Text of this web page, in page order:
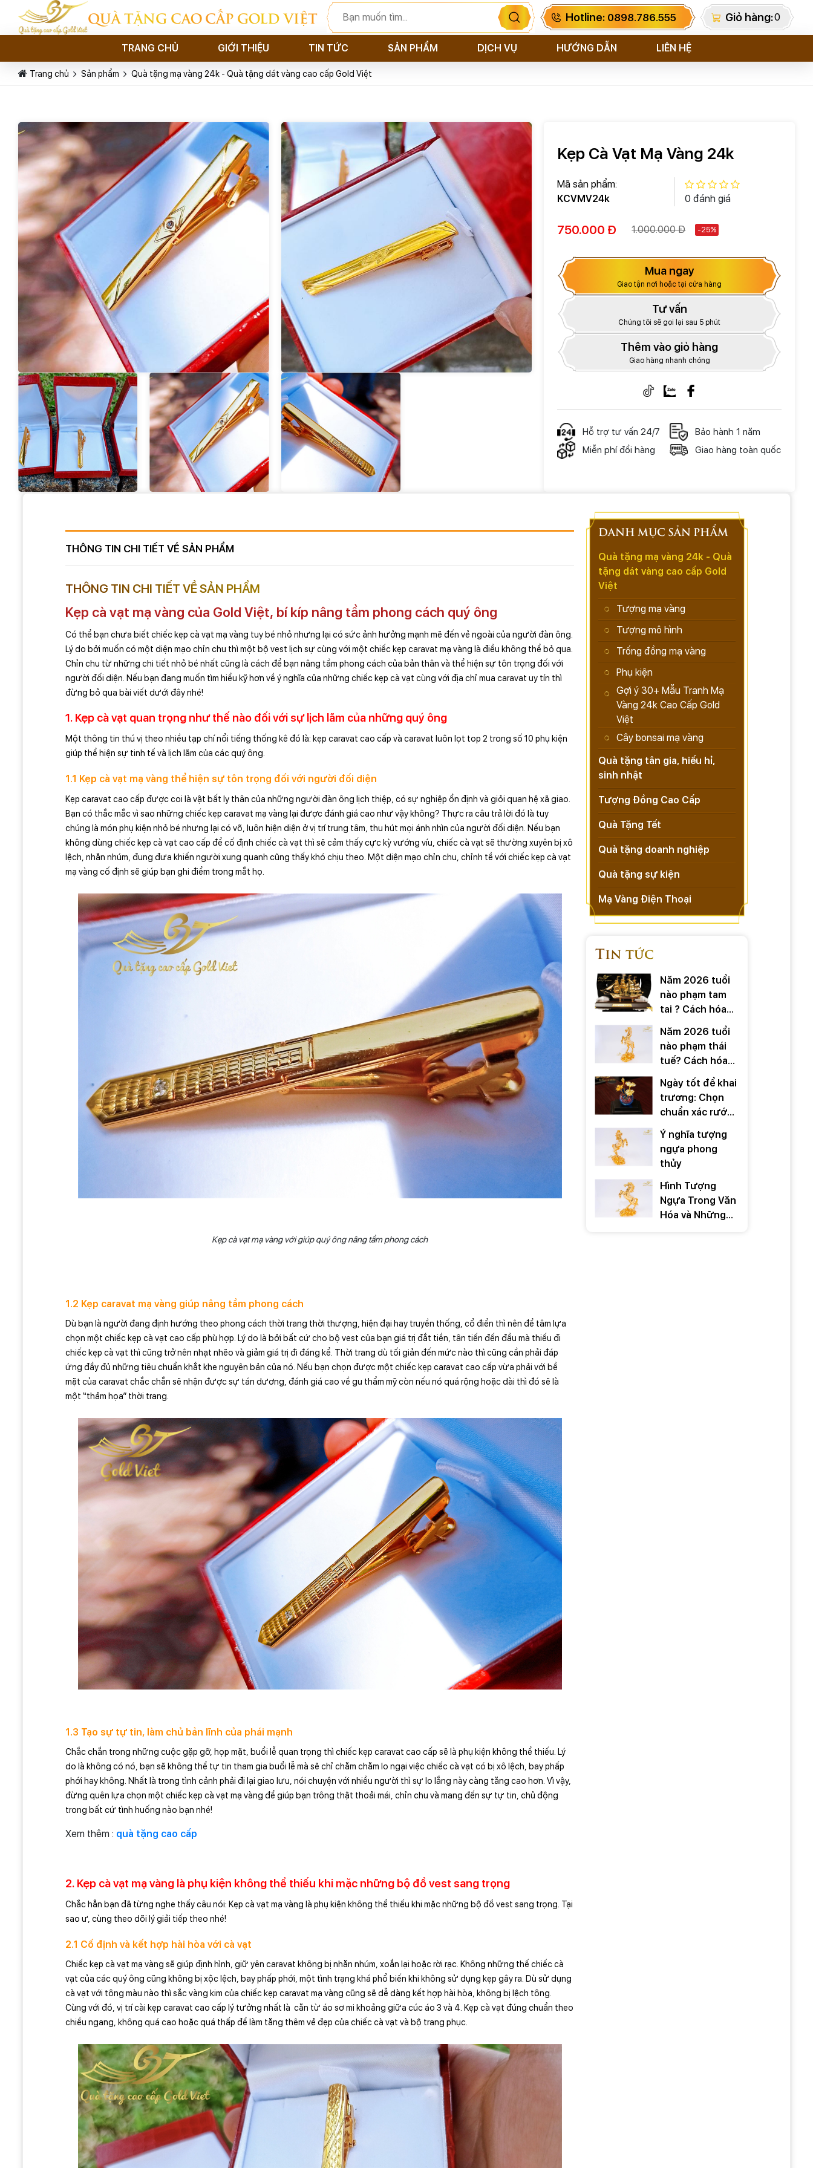
QUÀ TẶNG CAO CẤP GOLD VIỆT Hotline: 0898.786.555 Giỏ hàng:0
TRANG CHỦ GIỚI THIỆU TIN TỨC SẢN PHẨM DỊCH VỤ HƯỚNG DẪN LIÊN HỆ
Trang chủ Sản phẩm Quà tặng mạ vàng 24k - Quà tặng dát vàng cao cấp Gold Việt
Kẹp Cà Vạt Mạ Vàng 24k
Mã sản phẩm:
KCVMV24k
0 đánh giá
750.000 Đ 1.000.000 Đ -25%
Mua ngay
Giao tận nơi hoặc tại cửa hàng
Tư vấn
Chúng tôi sẽ gọi lại sau 5 phút
Thêm vào giỏ hàng
Giao hàng nhanh chóng
Hỗ trợ tư vấn 24/7
Bảo hành 1 năm
Miễn phí đổi hàng
Giao hàng toàn quốc
THÔNG TIN CHI TIẾT VỀ SẢN PHẨM
THÔNG TIN CHI TIẾT VỀ SẢN PHẨM
Kẹp cà vạt mạ vàng của Gold Việt, bí kíp nâng tầm phong cách quý ông
Có thể bạn chưa biết chiếc kẹp cà vạt mạ vàng tuy bé nhỏ nhưng lại có sức ảnh hưởng mạnh mẽ đến vẻ ngoài của người đàn ông.
Lý do bởi muốn có một diện mạo chỉn chu thì một bộ vest lịch sự cùng với một chiếc kẹp caravat mạ vàng là điều không thể bỏ qua.
Chỉn chu từ những chi tiết nhỏ bé nhất cũng là cách để bạn nâng tầm phong cách của bản thân và thể hiện sự tôn trọng đối với
người đối diện. Nếu bạn đang muốn tìm hiểu kỹ hơn về ý nghĩa của những chiếc kẹp cà vạt cùng với địa chỉ mua caravat uy tín thì
đừng bỏ qua bài viết dưới đây nhé!
1. Kẹp cà vạt quan trọng như thế nào đối với sự lịch lãm của những quý ông
Một thông tin thú vị theo nhiều tạp chí nổi tiếng thống kê đó là: kẹp caravat cao cấp và caravat luôn lọt top 2 trong số 10 phụ kiện
giúp thể hiện sự tinh tế và lịch lãm của các quý ông.
1.1 Kẹp cà vạt mạ vàng thể hiện sự tôn trọng đối với người đối diện
Kẹp caravat cao cấp được coi là vật bất ly thân của những người đàn ông lịch thiệp, có sự nghiệp ổn định và giỏi quan hệ xã giao.
Bạn có thắc mắc vì sao những chiếc kẹp caravat mạ vàng lại được đánh giá cao như vậy không? Thực ra câu trả lời đó là tuy
chúng là món phụ kiện nhỏ bé nhưng lại có võ, luôn hiện diện ở vị trí trung tâm, thu hút mọi ánh nhìn của người đối diện. Nếu bạn
không dùng chiếc kẹp cà vạt cao cấp để cố định chiếc cà vạt thì sẽ cảm thấy cực kỳ vướng víu, chiếc cà vạt sẽ thường xuyên bị xô
lệch, nhăn nhúm, đung đưa khiến người xung quanh cũng thấy khó chịu theo. Một diện mạo chỉn chu, chỉnh tề với chiếc kẹp cà vạt
mạ vàng cố định sẽ giúp bạn ghi điểm trong mắt họ.
Kẹp cà vạt mạ vàng với giúp quý ông nâng tầm phong cách
1.2 Kẹp caravat mạ vàng giúp nâng tầm phong cách
Dù bạn là người đang định hướng theo phong cách thời trang thời thượng, hiện đại hay truyền thống, cổ điển thì nên để tâm lựa
chọn một chiếc kẹp cà vạt cao cấp phù hợp. Lý do là bởi bất cứ cho bộ vest của bạn giá trị đắt tiền, tân tiến đến đầu mà thiếu đi
chiếc kẹp cà vạt thì cũng trở nên nhạt nhẽo và giảm giá trị đi đáng kể. Thời trang dù tối giản đến mức nào thì cũng cần phải đáp
ứng đầy đủ những tiêu chuẩn khắt khe nguyên bản của nó. Nếu bạn chọn được một chiếc kẹp caravat cao cấp vừa phải với bề
mặt của caravat chắc chắn sẽ nhận được sự tán dương, đánh giá cao về gu thẩm mỹ còn nếu nó quá rộng hoặc dài thì đó sẽ là
một “thảm họa” thời trang.
1.3 Tạo sự tự tin, làm chủ bản lĩnh của phái mạnh
Chắc chắn trong những cuộc gặp gỡ, họp mặt, buổi lễ quan trọng thì chiếc kẹp caravat cao cấp sẽ là phụ kiện không thể thiếu. Lý
do là không có nó, bạn sẽ không thể tự tin tham gia buổi lễ mà sẽ chỉ chăm chăm lo ngại việc chiếc cà vạt có bị xô lệch, bay phấp
phới hay không. Nhất là trong tình cảnh phải đi lại giao lưu, nói chuyện với nhiều người thì sự lo lắng này càng tăng cao hơn. Vì vậy,
đừng quên lựa chọn một chiếc kẹp cà vạt mạ vàng để giúp bạn trông thật thoải mái, chỉn chu và mang đến sự tự tin, chủ động
trong bất cứ tình huống nào bạn nhé!
Xem thêm : quà tặng cao cấp
2. Kẹp cà vạt mạ vàng là phụ kiện không thể thiếu khi mặc những bộ đồ vest sang trọng
Chắc hẳn bạn đã từng nghe thấy câu nói: Kẹp cà vạt mạ vàng là phụ kiện không thể thiếu khi mặc những bộ đồ vest sang trọng. Tại
sao ư, cùng theo dõi lý giải tiếp theo nhé!
2.1 Cố định và kết hợp hài hòa với cà vạt
Chiếc kẹp cà vạt mạ vàng sẽ giúp định hình, giữ yên caravat không bị nhăn nhúm, xoắn lại hoặc rời rạc. Không những thế chiếc cà
vạt của các quý ông cũng không bị xộc lệch, bay phấp phới, một tình trạng khá phổ biến khi không sử dụng kẹp gây ra. Dù sử dụng
cà vạt với tông màu nào thì sắc vàng kim của chiếc kẹp caravat mạ vàng cũng sẽ dễ dàng kết hợp hài hòa, không bị lệch tông.
Cùng với đó, vị trí cài kẹp caravat cao cấp lý tưởng nhất là căn từ áo sơ mi khoảng giữa cúc áo 3 và 4. Kẹp cà vạt đúng chuẩn theo
chiều ngang, không quá cao hoặc quá thấp để làm tăng thêm vẻ đẹp của chiếc cà vạt và bộ trang phục.
DANH MỤC SẢN PHẨM
Quà tặng mạ vàng 24k - Quà
tặng dát vàng cao cấp Gold
Việt
Tượng mạ vàng
Tượng mô hình
Trống đồng mạ vàng
Phụ kiện
Gợi ý 30+ Mẫu Tranh Mạ
Vàng 24k Cao Cấp Gold
Việt
Cây bonsai mạ vàng
Quà tặng tân gia, hiếu hỉ,
sinh nhật
Tượng Đồng Cao Cấp
Quà Tặng Tết
Quà tặng doanh nghiệp
Quà tặng sự kiện
Mạ Vàng Điện Thoại
Tin tức
Năm 2026 tuổi
nào phạm tam
tai ? Cách hóa
Năm 2026 tuổi
nào phạm thái
tuế? Cách hóa
giải ra sao?
Ngày tốt để khai
trương: Chọn
chuẩn xác rước
TÀI LỘC 2026
Ý nghĩa tượng
ngựa phong
thủy
Hình Tượng
Ngựa Trong Văn
Hóa và Những